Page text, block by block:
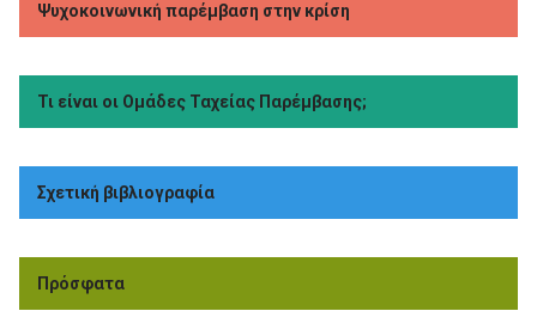
Ψυχοκοινωνική παρέμβαση στην κρίση
Τι είναι οι Ομάδες Ταχείας Παρέμβασης;
Σχετική βιβλιογραφία
Πρόσφατα